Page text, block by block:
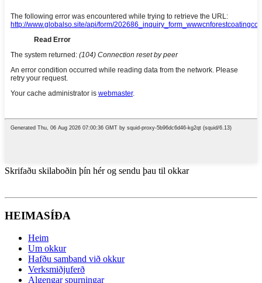
Skrifaðu skilaboðin þín hér og sendu þau til okkar
HEIMASÍÐA
Heim
Um okkur
Hafðu samband við okkur
Verksmiðjuferð
Algengar spurningar